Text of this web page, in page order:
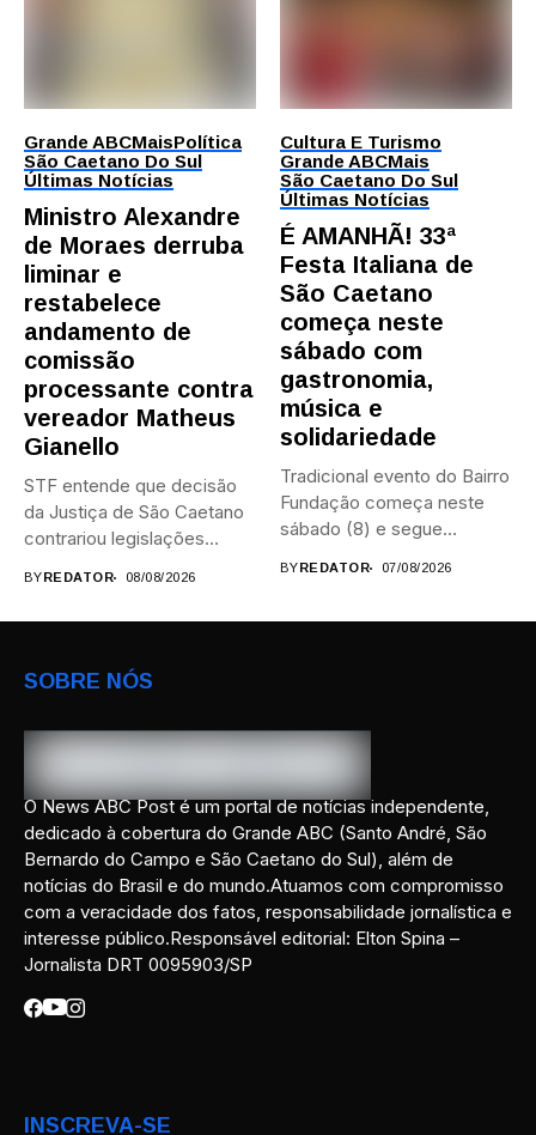
Grande ABCMaisPolítica
São Caetano Do Sul
Últimas Notícias
Ministro Alexandre
de Moraes derruba
liminar e
restabelece
andamento de
comissão
processante contra
vereador Matheus
Gianello
STF entende que decisão
da Justiça de São Caetano
contrariou legislações
BYREDATOR 08/08/2026
Cultura E Turismo
Grande ABCMais
São Caetano Do Sul
Últimas Notícias
É AMANHÃ! 33ª
Festa Italiana de
São Caetano
começa neste
sábado com
gastronomia,
música e
solidariedade
Tradicional evento do Bairro
Fundação começa neste
sábado (8) e segue
BYREDATOR 07/08/2026
SOBRE NÓS
O News ABC Post é um portal de notícias independente,
dedicado à cobertura do Grande ABC (Santo André, São
Bernardo do Campo e São Caetano do Sul), além de
notícias do Brasil e do mundo.Atuamos com compromisso
com a veracidade dos fatos, responsabilidade jornalística e
interesse público.Responsável editorial: Elton Spina –
Jornalista DRT 0095903/SP
INSCREVA-SE